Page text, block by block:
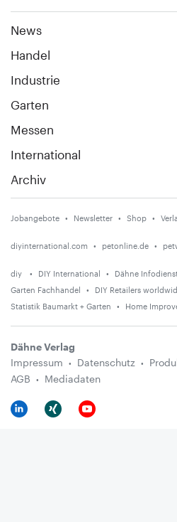
News
Handel
Industrie
Garten
Messen
International
Archiv
Jobangebote Newsletter Shop
diyinternational.com petonline.de
diy DIY International Dähne
Garten Fachhandel
DIY Retailers
Statistik Baumarkt + Garten
Home
Dähne Verlag
Impressum
Datenschutz
AGB
Mediadaten